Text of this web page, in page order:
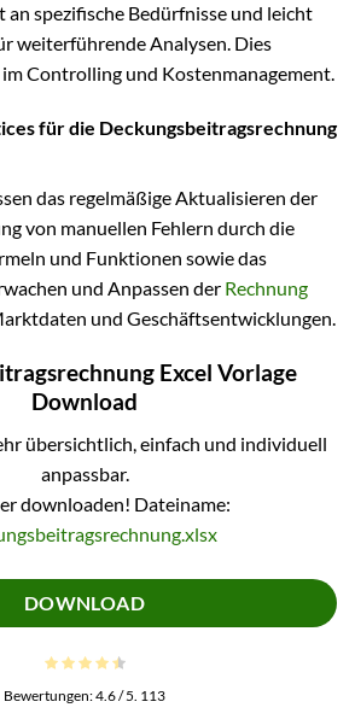
an spezifische Bedürfnisse und leicht
weiterführende Analysen. Dies
Controlling und Kostenmanagement.
für die Deckungsbeitragsrechnung
das regelmäßige Aktualisieren der
von manuellen Fehlern durch die
und Funktionen sowie das
und Anpassen der Rechnung
und Geschäftsentwicklungen.
Excel Vorlage
Download
übersichtlich, einfach und individuell
anpassbar.
downloaden! Dateiname:
DOWNLOAD
Bewertungen:4.6/ 5. 113